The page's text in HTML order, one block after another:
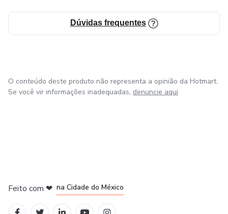
Dúvidas frequentes
O conteúdo deste produto não representa a opinião da Hotmart.
Se você vir informações inadequadas, denuncie aqui
Feito com ❤ na Cidade do México